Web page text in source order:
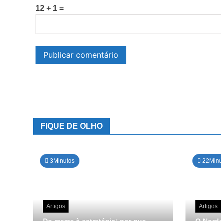
12 + 1 =
FIQUE DE OLHO
3Minutos
Artigos Artigos